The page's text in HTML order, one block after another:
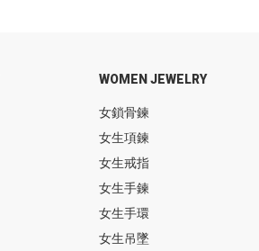
WOMEN JEWELRY
女鎖骨鍊
女生項鍊
女生戒指
女生手鍊
女生手環
女生吊墜